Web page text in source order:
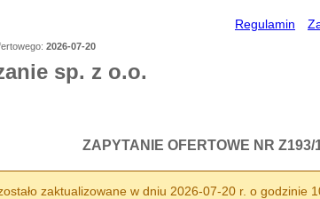
Regulamin
2026-07-20
sp. z o.o.
ZAPYTANIE OFERTOWE NR
zaktualizowane w dniu 2026-07-20 r. o godzinie